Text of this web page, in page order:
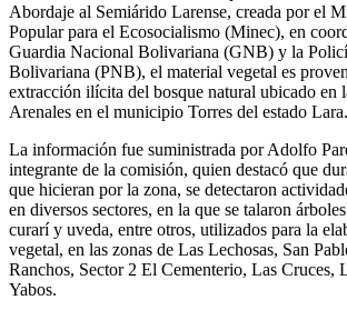
Abordaje al Semiárido Larense, creada por el
Popular para el Ecosocialismo (Minec), en
Guardia Nacional Bolivariana (GNB) y la
Bolivariana (PNB), el material vegetal es
extracción ilícita del bosque natural ubicado en
Arenales en el municipio Torres del estado Lara.
La información fue suministrada por Adolfo
integrante de la comisión, quien destacó que
que hicieran por la zona, se detectaron
en diversos sectores, en la que se talaron
curarí y uveda, entre otros, utilizados para la
vegetal, en las zonas de Las Lechosas, San
Ranchos, Sector 2 El Cementerio, Las Cruces,
Yabos.